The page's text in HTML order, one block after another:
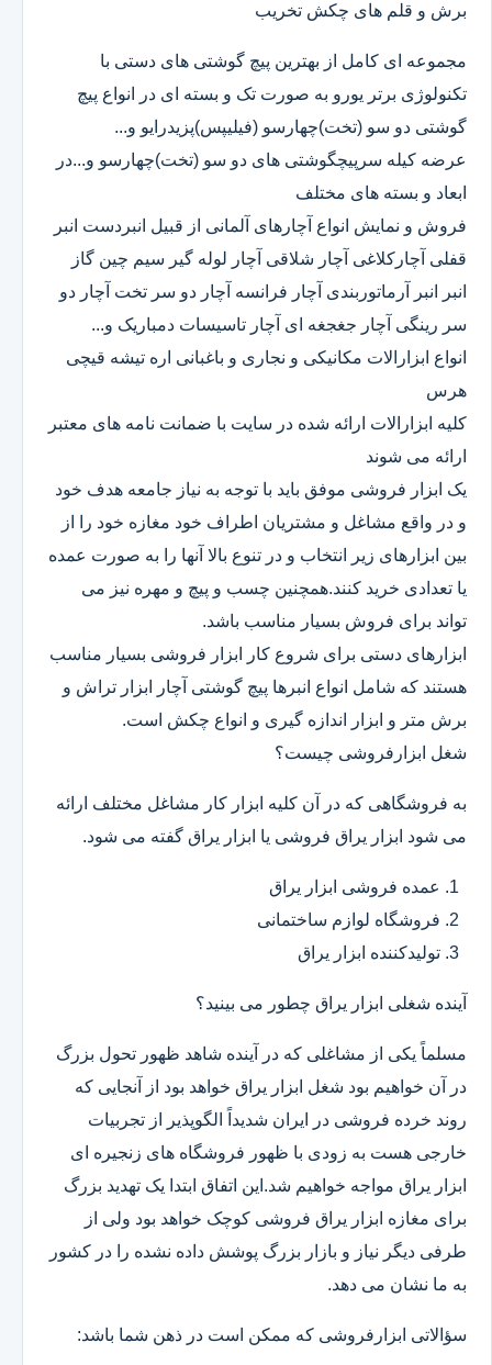
برش و قلم های چکش تخریب
مجموعه ای کامل از بهترین پیچ گوشتی های دستی با
تکنولوژی برتر یورو به صورت تک و بسته ای در انواع پیچ
گوشتی دو سو (تخت)چهارسو (فیلیپس)پزیدرایو و...
عرضه کیله سرپیچگوشتی های دو سو (تخت)چهارسو و...در
ابعاد و بسته های مختلف
فروش و نمایش انواع آچارهای آلمانی از قبیل انبردست انبر
قفلی آچارکلاغی آچار شلاقی آچار لوله گیر سیم چین گاز
انبر انبر آرماتوربندی آچار فرانسه آچار دو سر تخت آچار دو
سر رینگی آچار جغجغه ای آچار تاسیسات دمباریک و...
انواع ابزارالات مکانیکی و نجاری و باغبانی اره تیشه قیچی
هرس
کلیه ابزارالات ارائه شده در سایت با ضمانت نامه های معتبر
ارائه می شوند
یک ابزار فروشی موفق باید با توجه به نیاز جامعه هدف خود
و در واقع مشاغل و مشتریان اطراف خود مغازه خود را از
بین ابزارهای زیر انتخاب و در تنوع بالا آنها را به صورت عمده
یا تعدادی خرید کنند.همچنین چسب و پیچ و مهره نیز می
تواند برای فروش بسیار مناسب باشد.
ابزارهای دستی برای شروع کار ابزار فروشی بسیار مناسب
هستند که شامل انواع انبرها پیچ گوشتی آچار ابزار تراش و
برش متر و ابزار اندازه گیری و انواع چکش است.
شغل ابزارفروشی چیست؟
به فروشگاهی که در آن کلیه ابزار کار مشاغل مختلف ارائه
می شود ابزار یراق فروشی یا ابزار یراق گفته می شود.
عمده فروشی ابزار یراق
فروشگاه لوازم ساختمانی
تولیدکننده ابزار یراق
آینده شغلی ابزار یراق چطور می بینید؟
مسلماً یکی از مشاغلی که در آینده شاهد ظهور تحول بزرگ
در آن خواهیم بود شغل ابزار یراق خواهد بود از آنجایی که
روند خرده فروشی در ایران شدیداً الگوپذیر از تجربیات
خارجی هست به زودی با ظهور فروشگاه های زنجیره ای
ابزار یراق مواجه خواهیم شد.این اتفاق ابتدا یک تهدید بزرگ
برای مغازه ابزار یراق فروشی کوچک خواهد بود ولی از
طرفی دیگر نیاز و بازار بزرگ پوشش داده نشده را در کشور
به ما نشان می دهد.
سؤالاتی ابزارفروشی که ممکن است در ذهن شما باشد: